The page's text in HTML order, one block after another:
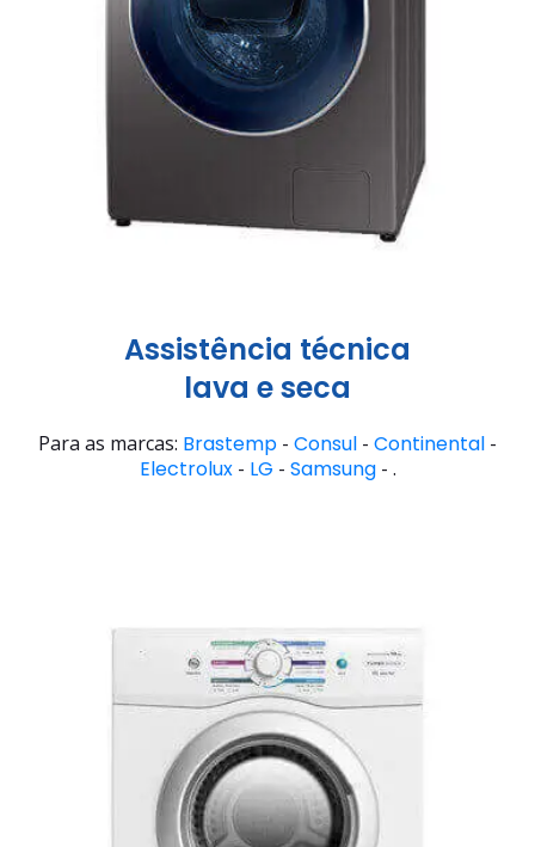
Assistência técnica
lava e seca
Para as marcas: Brastemp - Consul - Continental -
Electrolux- LG - Samsung- .